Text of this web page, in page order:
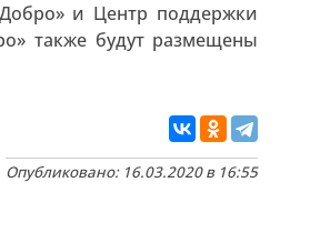
и Центр поддержки
также будут размещены
Опубликовано: 16.03.2020 в 16:55